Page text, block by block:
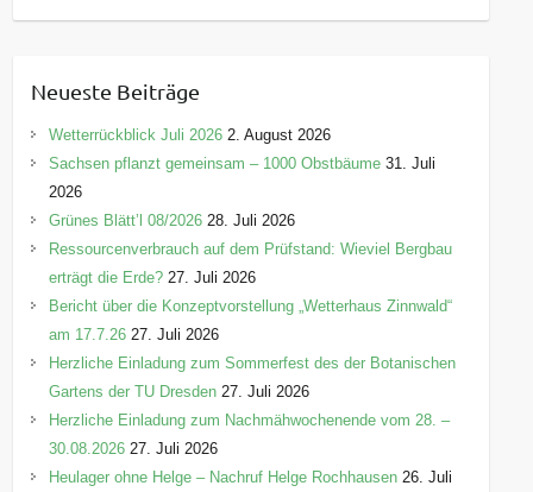
a
g
o
r
e
n
Neueste Beiträge
Wetterrückblick Juli 2026 2. August 2026
Sachsen pflanzt gemeinsam – 1000 Obstbäume 31. Juli
2026
Grünes Blätt’l 08/2026 28. Juli 2026
Ressourcenverbrauch auf dem Prüfstand: Wieviel Bergbau
erträgt die Erde? 27. Juli 2026
Bericht über die Konzeptvorstellung „Wetterhaus Zinnwald“
am 17.7.26 27. Juli 2026
Herzliche Einladung zum Sommerfest des der Botanischen
Gartens der TU Dresden 27. Juli 2026
Herzliche Einladung zum Nachmähwochenende vom 28. –
30.08.2026 27. Juli 2026
Heulager ohne Helge – Nachruf Helge Rochhausen 26. Juli